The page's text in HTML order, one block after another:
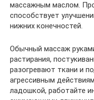
массажным маслом.
способствует
нижних конечностей.
Обычный массаж
растирания,
разогревают ткани и
агрессивным
ладошкой, работайте